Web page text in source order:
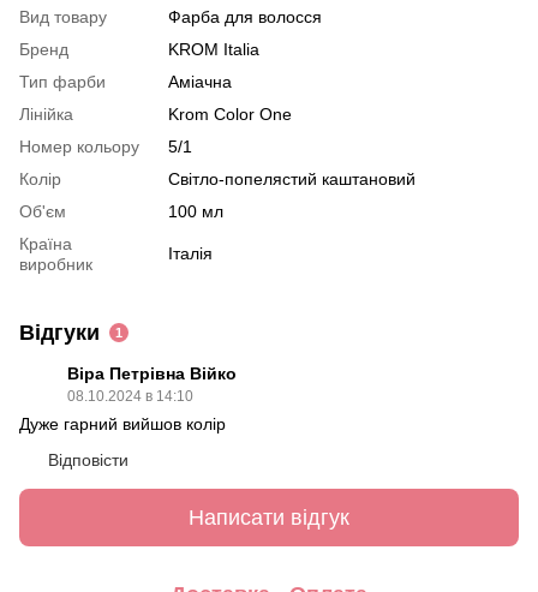
Вид товару
Фарба для волосся
Бренд
KROM Italia
Тип фарби
Аміачна
Лінійка
Krom Color One
Номер кольору
5/1
Колір
Світло-попелястий каштановий
Об'єм
100 мл
Країна
виробник
Італія
Відгуки 1
Віра Петрівна Війко
08.10.2024 в 14:10
Дуже гарний вийшов колір
Відповісти
Написати відгук